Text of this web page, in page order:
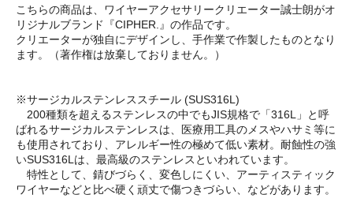
こちらの商品は、ワイヤーアクセサリークリエーター誠士朗がオ
リジナルブランド『CIPHER.』の作品です。
クリエーターが独自にデザインし、手作業で作製したものとなり
ます。（著作権は放棄しておりません。）
※サージカルステンレススチール (SUS316L)
200種類を超えるステンレスの中でもJIS規格で「316L」と呼
ばれるサージカルステンレスは、医療用工具のメスやハサミ等に
も使用されており、アレルギー性の極めて低い素材。耐蝕性の強
いSUS316Lは、最高級のステンレスといわれています。
特性として、錆びづらく、変色しにくい、アーティスティック
ワイヤーなどと比べ硬く頑丈で傷つきづらい、などがあります。